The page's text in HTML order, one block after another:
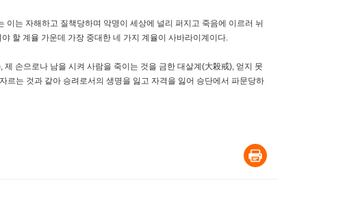
는 자해하고 질책당하며 악명이 세상에 널리 퍼지고 죽음에 이르러 뉘
할 계율 가운데 가장 중대한 네 가지 계율이 사바라이계이다.
손으로나 남을 시켜 사람을 죽이는 것을 금한 대살계(大殺戒), 얻지 못
르는 것과 같아 승려로서의 생명을 잃고 자격을 잃어 승단에서 파문당하